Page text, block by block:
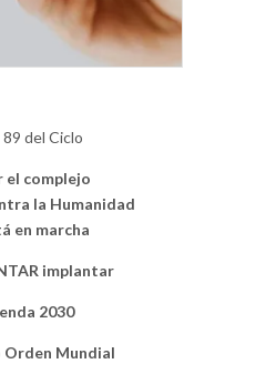
del Ciclo
el complejo
la Humanidad
en marcha
implantar
2030
Orden Mundial